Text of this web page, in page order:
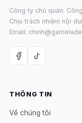
Công ty chủ quản:
Chịu trách nhiệm nội
Email:
THÔNG TIN
Về chúng tôi